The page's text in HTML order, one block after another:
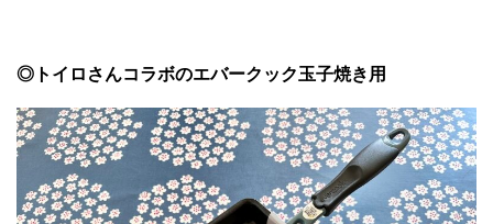
◎トイロさんコラボのエバークック玉子焼き用